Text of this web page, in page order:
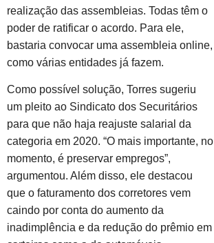
realização das assembleias. Todas têm o
poder de ratificar o acordo. Para ele,
bastaria convocar uma assembleia online,
como várias entidades já fazem.
Como possível solução, Torres sugeriu
um pleito ao Sindicato dos Securitários
para que não haja reajuste salarial da
categoria em 2020. “O mais importante, no
momento, é preservar empregos”,
argumentou. Além disso, ele destacou
que o faturamento dos corretores vem
caindo por conta do aumento da
inadimplência e da redução do prêmio em